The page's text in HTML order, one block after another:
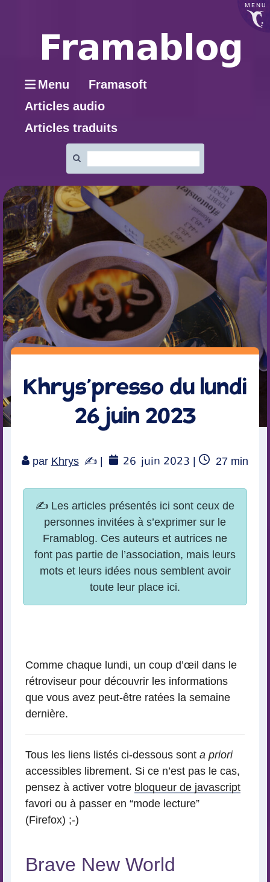
MENU
Menu
Framasoft
Articles audio
Articles traduits
:
Khrys’presso du lundi
26 juin 2023
par Khrys | 26 juin 2023 |
Temps
27 min
Comme chaque lundi, un coup d’œil dans le
rétroviseur pour découvrir les informations
que vous avez peut-être ratées la semaine
dernière.
Tous les liens listés ci-dessous sont a priori
accessibles librement. Si ce n’est pas le cas,
pensez à activer votre bloqueur de javascript
favori ou à passer en “mode lecture”
(Firefox) ;-)
Brave New World